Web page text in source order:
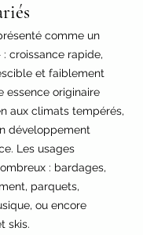
comme un
croissance rapide,
et faiblement
essence originaire
aux climats tempérés,
développement
Les usages
: bardages,
parquets,
ou encore
skis.